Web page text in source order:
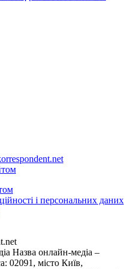
і персональних даних
Назва онлайн-медіа –
02091, місто Київ,